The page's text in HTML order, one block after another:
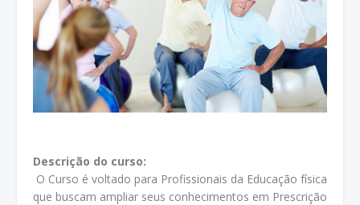
Descrição do curso:
O Curso é voltado para Profissionais da Educação física
que buscam ampliar seus conhecimentos em Prescrição